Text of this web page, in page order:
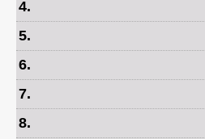
4.
5.
6.
7.
8.